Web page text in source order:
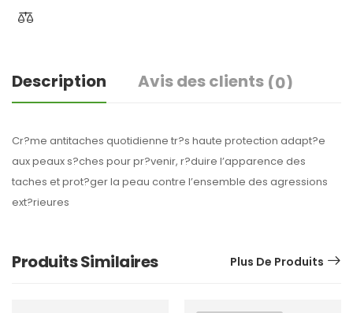
Description Avis des clients (0)
Cr?me antitaches quotidienne tr?s haute protection adapt?e
aux peaux s?ches pour pr?venir, r?duire l’apparence des
taches et prot?ger la peau contre l’ensemble des agressions
ext?rieures
Produits Similaires Plus De Produits